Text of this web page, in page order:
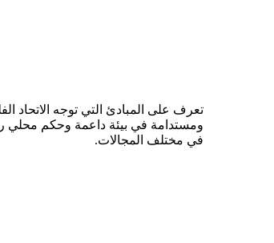
تعرف على المبادئ التي توجه الاتحاد
ومستدامة في بيئة داعمة وحكم محلي
في مختلف المجالات.